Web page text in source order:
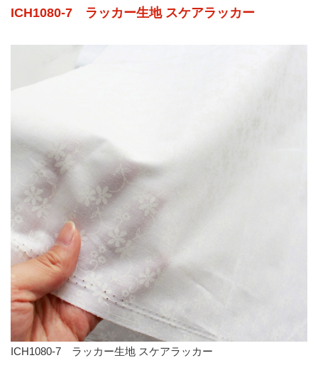
ICH1080-7 ラッカー生地 スケアラッカー
ICH1080-7 ラッカー生地 スケアラッカー